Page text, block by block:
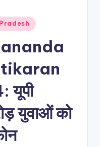
युवाओं को